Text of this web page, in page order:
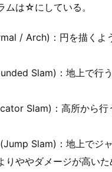
ムは☆にしている。
/ Arch)：円を描くよ
Slam)：地上で行
Slam)：高所から行
Slam)：地上でジ
りややダメージが高いた